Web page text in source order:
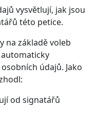
vysvětlují, jak jsou
této petice.
na základě voleb
údajů. Jako
od signatářů